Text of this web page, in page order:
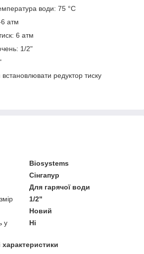
води: 75 °С
атм
6 атм
1/2"
редуктор тиску
Biosystems
Сінгапур
Для гарячої води
1/2"
Новий
у
Ні